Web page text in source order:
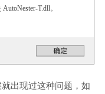
T.dll。
出现过这种问题，如